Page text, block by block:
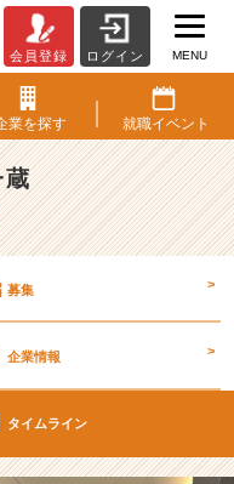
会員登録 ログイン MENU
業を探す 就職イベント
募集 >
企業情報 >
タイムライン